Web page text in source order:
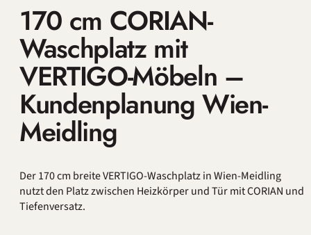
170 cm CORIAN-
Waschplatz mit
VERTIGO-Möbeln –
Kundenplanung Wien-
Meidling
Der 170 cm breite VERTIGO-Waschplatz in Wien-Meidling
nutzt den Platz zwischen Heizkörper und Tür mit CORIAN und
Tiefenversatz.